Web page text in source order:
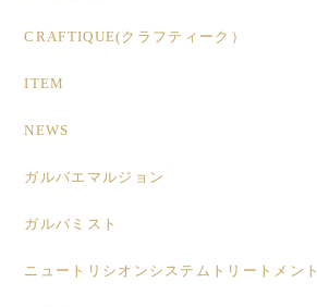
CRAFTIQUE(クラフティーク）
ITEM
NEWS
ガルバエマルジョン
ガルバミスト
ニュートリシオンシステムトリートメント